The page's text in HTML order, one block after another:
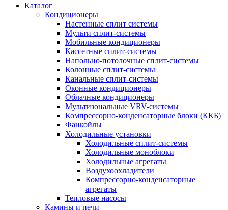
Каталог
Кондиционеры
Настенные сплит системы
Мульти сплит-системы
Мобильные кондиционеры
Кассетные сплит-системы
Напольно-потолочные сплит-системы
Колонные сплит-системы
Канальные сплит-системы
Оконные кондиционеры
Облачные кондиционеры
Мультизональные VRV-системы
Компрессорно-конденсаторные блоки (ККБ)
Фанкойлы
Холодильные установки
Холодильные сплит-системы
Холодильные моноблоки
Холодильные агрегаты
Воздухоохладители
Компрессорно-конденсаторные
агрегаты
Тепловые насосы
Камины и печи